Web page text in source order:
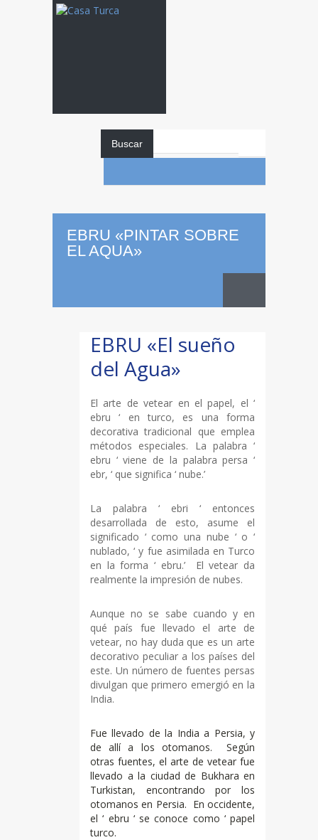
Buscar
EBRU «PINTAR SOBRE
EL AQUA»EBRU
sobre el aqua»
EBRU «El sueño
del Agua»
El arte de vetear en el papel, el ‘
ebru ‘ en turco, es una forma
decorativa tradicional que emplea
métodos especiales. La palabra ‘
ebru ‘ viene de la palabra persa ‘
ebr, ‘ que significa ‘ nube.’
La palabra ‘ ebri ‘ entonces
desarrollada de esto, asume el
significado ‘ como una nube ‘ o ‘
nublado, ‘ y fue asimilada en Turco
en la forma ‘ ebru.’ El vetear da
realmente la impresión de nubes.
Aunque no se sabe cuando y en
qué país fue llevado el arte de
vetear, no hay duda que es un arte
decorativo peculiar a los países del
este. Un número de fuentes persas
divulgan que primero emergió en la
India.
Fue llevado de la India a Persia, y
de allí a los otomanos. Según
otras fuentes, el arte de vetear fue
llevado a la ciudad de Bukhara en
Turkistan, encontrando por los
otomanos en Persia. En occidente,
el ‘ ebru ‘ se conoce como ‘ papel
turco.